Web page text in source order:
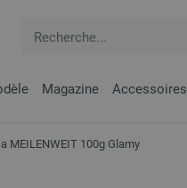
Magazine Accessoires
MEILENWEIT 100g Glamy